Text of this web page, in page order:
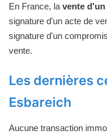
En France, la vente
signature d'un acte de
signature d'un
vente.
Les dernières
Esbareich
Aucune transaction